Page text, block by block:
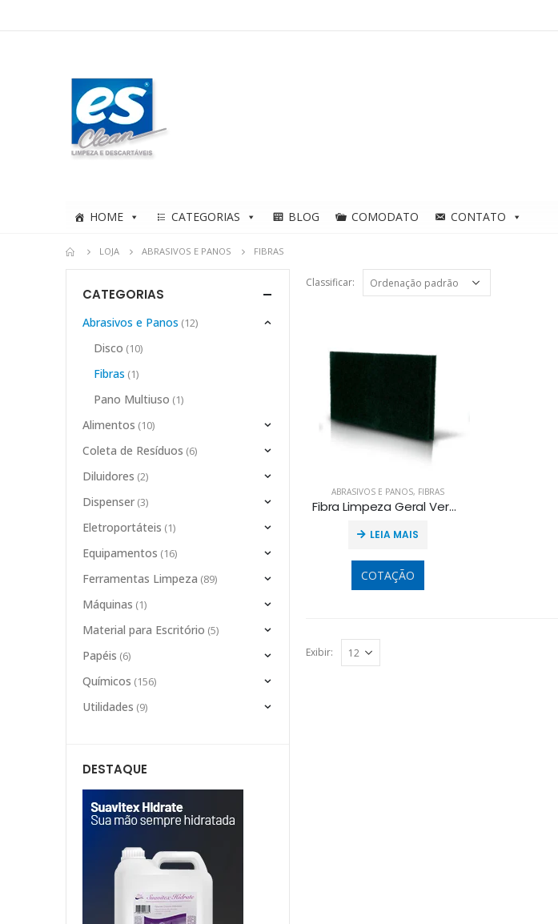
HOME CATEGORIAS BLOG COMODATO CONTATO
LOJA ABRASIVOS E PANOS FIBRAS
Classificar:
ABRASIVOS E PANOS, FIBRAS
Fibra Limpeza Geral Verde
LEIA MAIS
COTAÇÃO
Exibir:
CATEGORIAS
Abrasivos e Panos (12)
Disco (10)
Fibras (1)
Pano Multiuso (1)
Alimentos (10)
Coleta de Resíduos (6)
Diluidores (2)
Dispenser (3)
Eletroportáteis (1)
Equipamentos (16)
Ferramentas Limpeza (89)
Máquinas (1)
Material para Escritório (5)
Papéis (6)
Químicos (156)
Utilidades (9)
DESTAQUE